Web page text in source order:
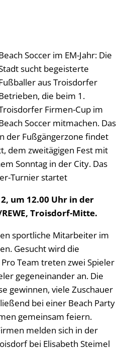
Soccer im EM-Jahr: Die
sucht begeisterte
aus Troisdorfer
die beim 1.
Firmen-Cup im
Soccer mitmachen. Das
der Fußgängerzone findet
dem zweitägigen Fest mit
Sonntag in der City. Das
Turnier startet
um 12.00 Uhr in der
Troisdorf-Mitte.
sportliche Mitarbeiter im
Gesucht wird die
Team treten zwei Spieler
gegeneinander an. Die
gewinnen, viele Zuschauer
bei einer Beach Party
gemeinsam feiern.
melden sich in der
bei Elisabeth Steimel